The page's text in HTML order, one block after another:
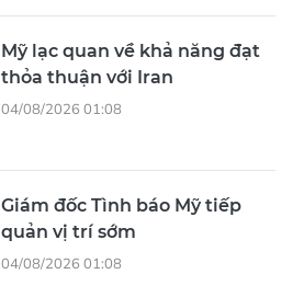
Mỹ lạc quan về khả năng đạt
thỏa thuận với Iran
04/08/2026 01:08
Giám đốc Tình báo Mỹ tiếp
quản vị trí sớm
04/08/2026 01:08